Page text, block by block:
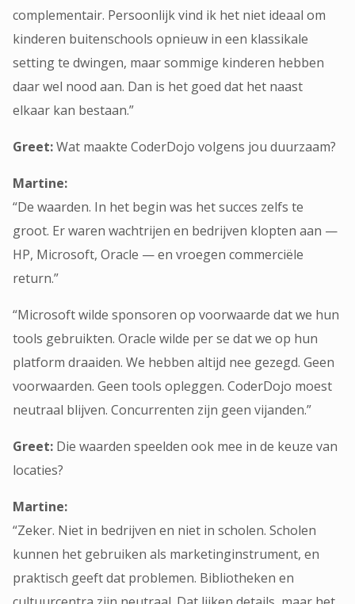
complementair. Persoonlijk vind ik het niet ideaal om
kinderen buitenschools opnieuw in een klassikale
setting te dwingen, maar sommige kinderen hebben
daar wel nood aan. Dan is het goed dat het naast
elkaar kan bestaan.”
Greet:Wat maakte CoderDojo volgens jou duurzaam?
Martine:
“De waarden. In het begin was het succes zelfs te
groot. Er waren wachtrijen en bedrijven klopten aan —
HP, Microsoft, Oracle — en vroegen commerciële
return.”
“Microsoft wilde sponsoren op voorwaarde dat we hun
tools gebruikten. Oracle wilde per se dat we op hun
platform draaiden. We hebben altijd nee gezegd. Geen
voorwaarden. Geen tools opleggen. CoderDojo moest
neutraal blijven. Concurrenten zijn geen vijanden.”
Greet: Die waarden speelden ook mee in de keuze van
locaties?
Martine:
“Zeker. Niet in bedrijven en niet in scholen. Scholen
kunnen het gebruiken als marketinginstrument, en
praktisch geeft dat problemen. Bibliotheken en